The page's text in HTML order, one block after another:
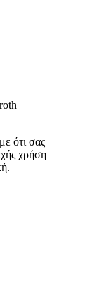
ότι σας
χρήση